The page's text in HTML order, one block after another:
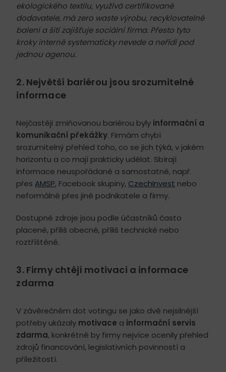
ekologického textilu, využívá certifikované
dodavatele, má zero waste výrobu, recyklovatelné
balení a šití zajišťuje sociální firma. Přesto tyto
kroky interně systematicky nevede a neřídí pod
jednou agenou.
2. Největší bariérou jsou srozumitelné
informace
Nejčastěji zmiňovanou bariérou byly informační a
komunikační překážky. Firmám chybí
srozumitelný přehled toho, co se jich týká, v jakém
horizontu a co mají prakticky udělat. Sbírají
informace neuspořádaně a samostatně, např.
přes AMSP, Facebook skupiny, CzechInvest nebo
neformálně přes jiné podnikatele a firmy.
Dostupné zdroje jsou podle účastníků často
placené, příliš obecné, příliš technické nebo
roztříštěné.
3. Firmy chtějí motivaci a informace
zdarma
V závěrečném dot votingu se jako dvě nejsilnější
potřeby ukázaly motivace a informační servis
zdarma, konkrétně by firmy nejvíce ocenily přehled
zdrojů financování, legislativních povinností a
příležitostí.